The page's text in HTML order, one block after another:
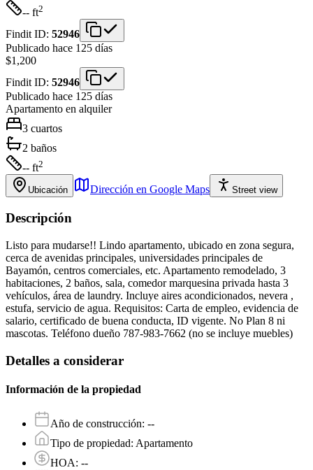
-- ft2
Findit ID: 52946
Publicado hace 125 días
$1,200
Findit ID: 52946
Publicado hace 125 días
Apartamento en alquiler
3 cuartos
2 baños
-- ft2
Ubicación Dirección en Google Maps Street view
Descripción
Listo para mudarse!! Lindo apartamento, ubicado en zona segura,
cerca de avenidas principales, universidades principales de
Bayamón, centros comerciales, etc. Apartamento remodelado, 3
habitaciones, 2 baños, sala, comedor marquesina privada hasta 3
vehículos, área de laundry. Incluye aires acondicionados, nevera ,
estufa, servicio de agua. Requisitos: Carta de empleo, evidencia de
salario, certificado de buena conducta, ID vigente. No Plan 8 ni
mascotas. Teléfono dueño 787-983-7662 (no se incluye muebles)
Detalles a considerar
Información de la propiedad
Año de construcción: --
Tipo de propiedad: Apartamento
HOA: --